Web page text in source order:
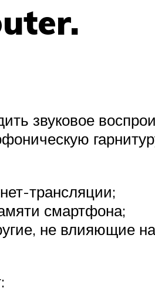
звуковое
трансляции;
смартфона;
не влияющие